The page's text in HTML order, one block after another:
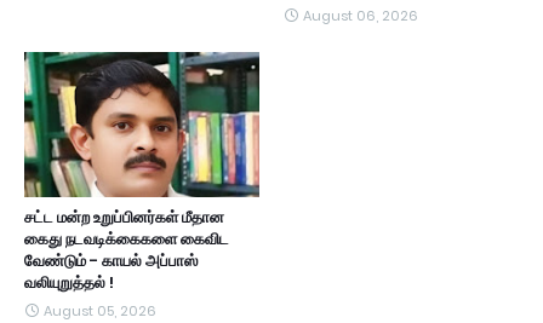
August 06, 2026
சட்ட மன்ற உறுப்பினர்கள் மீதான
கைது நடவடிக்கைகளை கைவிட
வேண்டும் - காயல் அப்பாஸ்
வலியுறுத்தல் !
August 05, 2026